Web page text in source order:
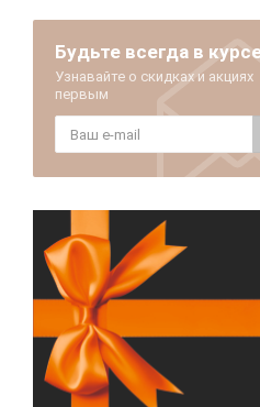
Будьте всегда в
Узнавайте о скидках и акциях
первым